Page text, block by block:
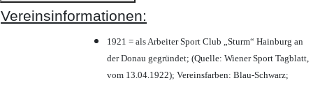
Vereinsinformationen:
1921 = als Arbeiter Sport Club „Sturm“ Hainburg an
der Donau gegründet; (Quelle: Wiener Sport Tagblatt,
vom 13.04.1922); Vereinsfarben: Blau-Schwarz;